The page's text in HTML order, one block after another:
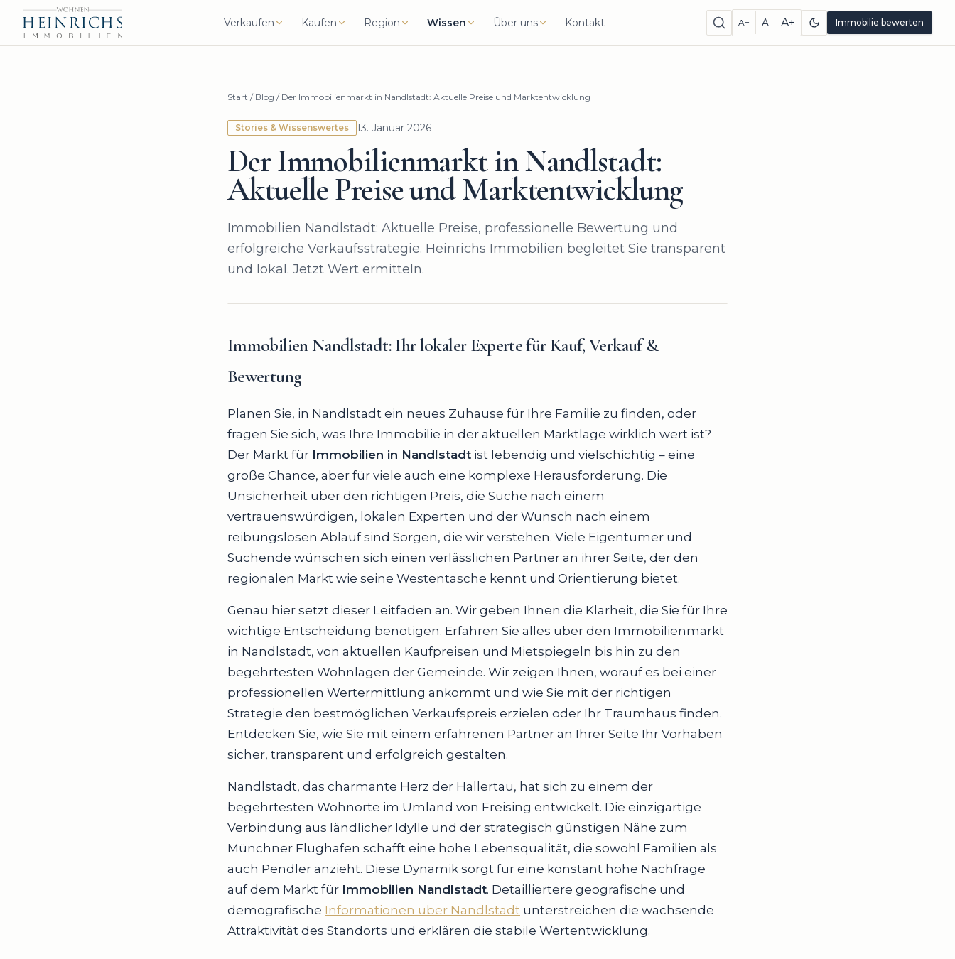
Verkaufen Kaufen Region Wissen Über uns Kontakt A− A A+ Immobilie bewerten
Start / Blog / Der Immobilienmarkt in Nandlstadt: Aktuelle Preise und Marktentwicklung
Stories & Wissenswertes 13. Januar 2026
Der Immobilienmarkt in Nandlstadt:
Aktuelle Preise und Marktentwicklung
Immobilien Nandlstadt: Aktuelle Preise, professionelle Bewertung und
erfolgreiche Verkaufsstrategie. Heinrichs Immobilien begleitet Sie transparent
und lokal. Jetzt Wert ermitteln.
Immobilien Nandlstadt:Ihr lokaler Experte für Kauf, Verkauf &
Bewertung
Planen Sie, in Nandlstadt ein neues Zuhause für Ihre Familie zu finden, oder
fragen Sie sich, was Ihre Immobilie in der aktuellen Marktlage wirklich wert ist?
Der Markt für Immobilien in Nandlstadt ist lebendig und vielschichtig – eine
große Chance, aber für viele auch eine komplexe Herausforderung. Die
Unsicherheit über den richtigen Preis, die Suche nach einem
vertrauenswürdigen, lokalen Experten und der Wunsch nach einem
reibungslosen Ablauf sind Sorgen, die wir verstehen. Viele Eigentümer und
Suchende wünschen sich einen verlässlichen Partner an ihrer Seite, der den
regionalen Markt wie seine Westentasche kennt und Orientierung bietet.
Genau hier setzt dieser Leitfaden an. Wir geben Ihnen die Klarheit, die Sie für Ihre
wichtige Entscheidung benötigen. Erfahren Sie alles über den Immobilienmarkt
in Nandlstadt, von aktuellen Kaufpreisen und Mietspiegeln bis hin zu den
begehrtesten Wohnlagen der Gemeinde. Wir zeigen Ihnen, worauf es bei einer
professionellen Wertermittlung ankommt und wie Sie mit der richtigen
Strategie den bestmöglichen Verkaufspreis erzielen oder Ihr Traumhaus finden.
Entdecken Sie, wie Sie mit einem erfahrenen Partner an Ihrer Seite Ihr Vorhaben
sicher, transparent und erfolgreich gestalten.
Nandlstadt, das charmante Herz der Hallertau, hat sich zu einem der
begehrtesten Wohnorte im Umland von Freising entwickelt. Die einzigartige
Verbindung aus ländlicher Idylle und der strategisch günstigen Nähe zum
Münchner Flughafen schafft eine hohe Lebensqualität, die sowohl Familien als
auch Pendler anzieht. Diese Dynamik sorgt für eine konstant hohe Nachfrage
auf dem Markt für Immobilien Nandlstadt. Detailliertere geografische und
demografische Informationen über Nandlstadt unterstreichen die wachsende
Attraktivität des Standorts und erklären die stabile Wertentwicklung.